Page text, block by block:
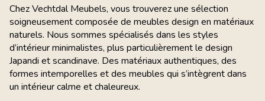
Chez Vechtdal Meubels, vous trouverez une sélection
soigneusement composée de meubles design en matériaux
naturels. Nous sommes spécialisés dans les styles
d’intérieur minimalistes, plus particulièrement le design
Japandi et scandinave. Des matériaux authentiques, des
formes intemporelles et des meubles qui s’intègrent dans
un intérieur calme et chaleureux.